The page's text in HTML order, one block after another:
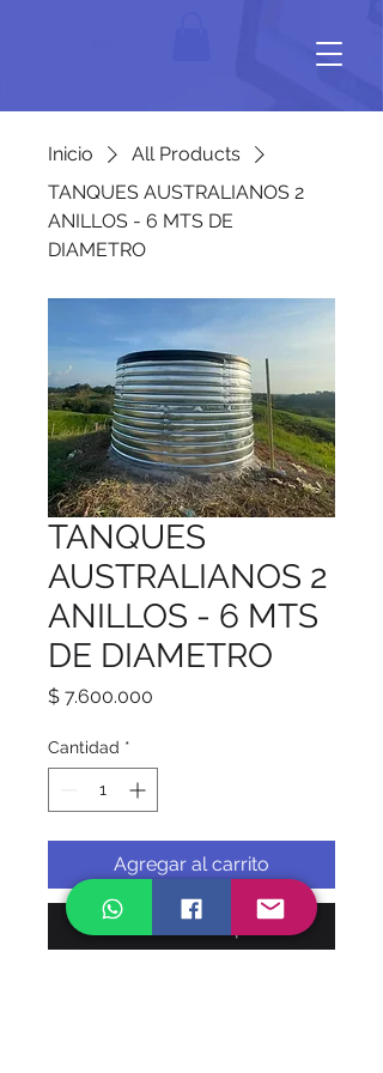
Inicio
All Products
TANQUES AUSTRALIANOS 2
ANILLOS - 6 MTS DE
DIAMETRO
TANQUES
AUSTRALIANOS 2
ANILLOS - 6 MTS
DE DIAMETRO
$ 7.600.000
Cantidad *
Agregar al carrito
Realizar compra